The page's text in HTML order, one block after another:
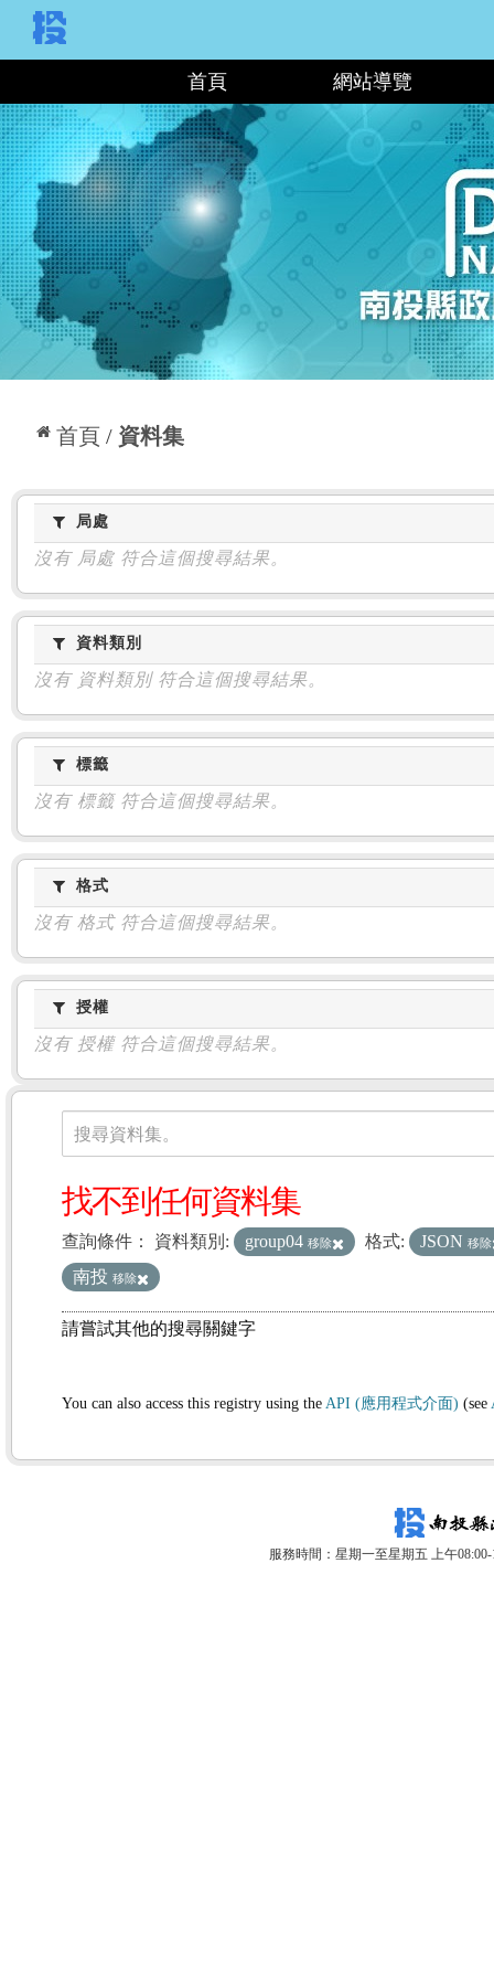
首頁 網站導覽
首頁 資料集
:::
局處局處
沒有 局處 符合這個搜尋結果。
資料類別
資料類別
沒有 資料類別 符合這個搜尋結果。
標籤標籤
沒有 標籤 符合這個搜尋結果。
格式格式
沒有 格式 符合這個搜尋結果。
授權授權
沒有 授權 符合這個搜尋結果。
資料集
搜尋資料集。
找不到任何資料集
查詢條件： 資料類別: group04 移除 格式: JSON 移除
南投 移除
請嘗試其他的搜尋關鍵字
You can also access this registry using the API (應用程式介面) (see
服務時間：星期一至星期五 上午